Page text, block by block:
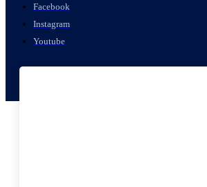
Facebook
Instagram
Youtube